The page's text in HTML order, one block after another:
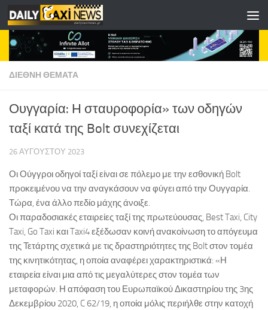
Skip to content
ΔΙΕΘΝΗ ΘΕΜΑΤΑ
Ουγγαρία: Η σταυροφορία» των οδηγών
ταξί κατά της Bolt συνεχίζεται
26 ΑΥΓΟΎΣΤΟΥ 2023
Οι Ούγγροι οδηγοί ταξί είναι σε πόλεμο με την εσθονική Bolt
προκειμένου να την αναγκάσουν να φύγει από την Ουγγαρία.
Τώρα, ένα άλλο πεδίο μάχης άνοιξε.
Οι παραδοσιακές εταιρείες ταξί της πρωτεύουσας, Best Taxi, City
Taxi, Go Taxi και Taxi4 εξέδωσαν κοινή ανακοίνωση το απόγευμα
της Τετάρτης σχετικά με τις δραστηριότητες της Bolt στον τομέα
της κινητικότητας, η οποία αναφέρει χαρακτηριστικά: «Η
εταιρεία είναι μια από τις μεγαλύτερες στον τομέα των
μεταφορών. Η απόφαση του Ευρωπαϊκού Δικαστηρίου της 3ης
Δεκεμβρίου 2020, C 62/19, η οποία μόλις περιήλθε στην κατοχή